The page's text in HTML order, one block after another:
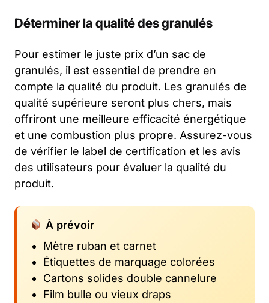
Déterminer la qualité des granulés
Pour estimer le juste prix d’un sac de
granulés, il est essentiel de prendre en
compte la qualité du produit. Les granulés de
qualité supérieure seront plus chers, mais
offriront une meilleure efficacité énergétique
et une combustion plus propre. Assurez-vous
de vérifier le label de certification et les avis
des utilisateurs pour évaluer la qualité du
produit.
À prévoir
Mètre ruban et carnet
Étiquettes de marquage colorées
Cartons solides double cannelure
Film bulle ou vieux draps